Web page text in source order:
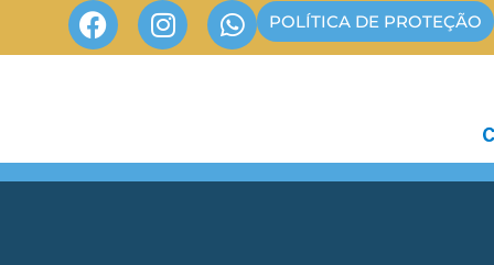
POLÍTICA DE PROTEÇÃO